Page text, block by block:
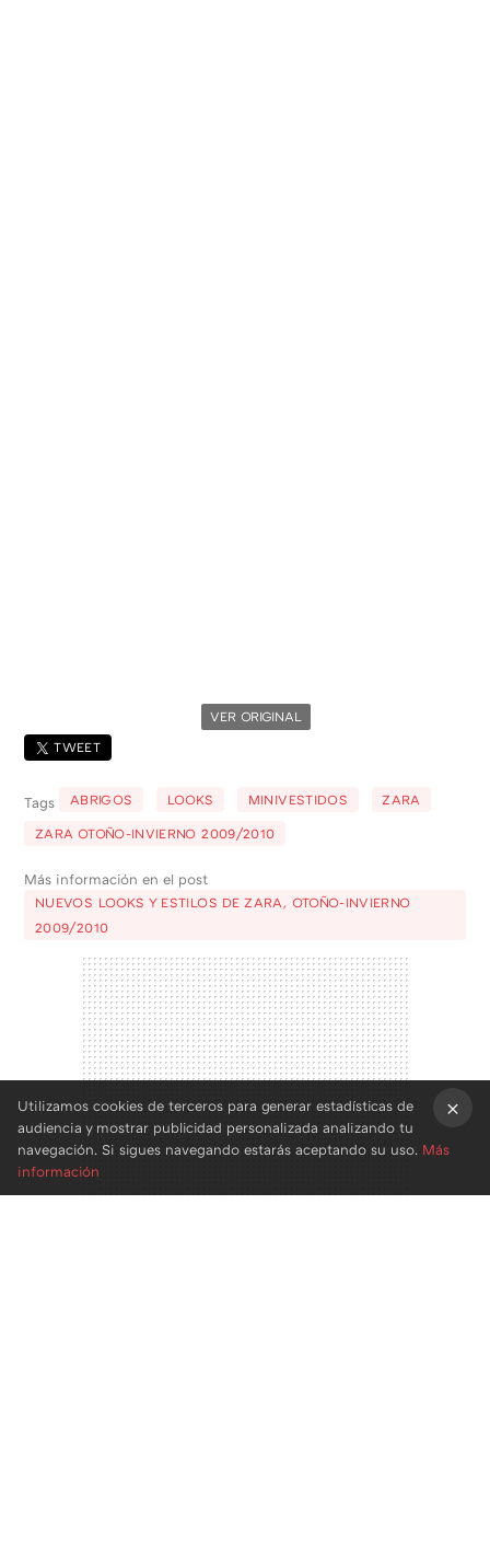
VER ORIGINAL
TWEET
Tags ABRIGOS LOOKS MINIVESTIDOS ZARA
ZARA OTOÑO-INVIERNO 2009/2010
Más información en el post
NUEVOS LOOKS Y ESTILOS DE ZARA, OTOÑO-INVIERNO
2009/2010
Utilizamos cookies de terceros para generar estadísticas de
audiencia y mostrar publicidad personalizada analizando tu
navegación. Si sigues navegando estarás aceptando su uso. Más
información